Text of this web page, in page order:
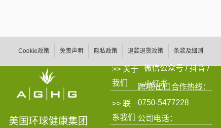
Cookie政策 免责声明 隐私政策 退款退货政策 条款及细则
美国环球健康集团
>> 关于
我们
微信公众号 / 抖音 /
小红书
>> 联
系我们
跨境/出口合作热线：
0750-5477228
公司电话：